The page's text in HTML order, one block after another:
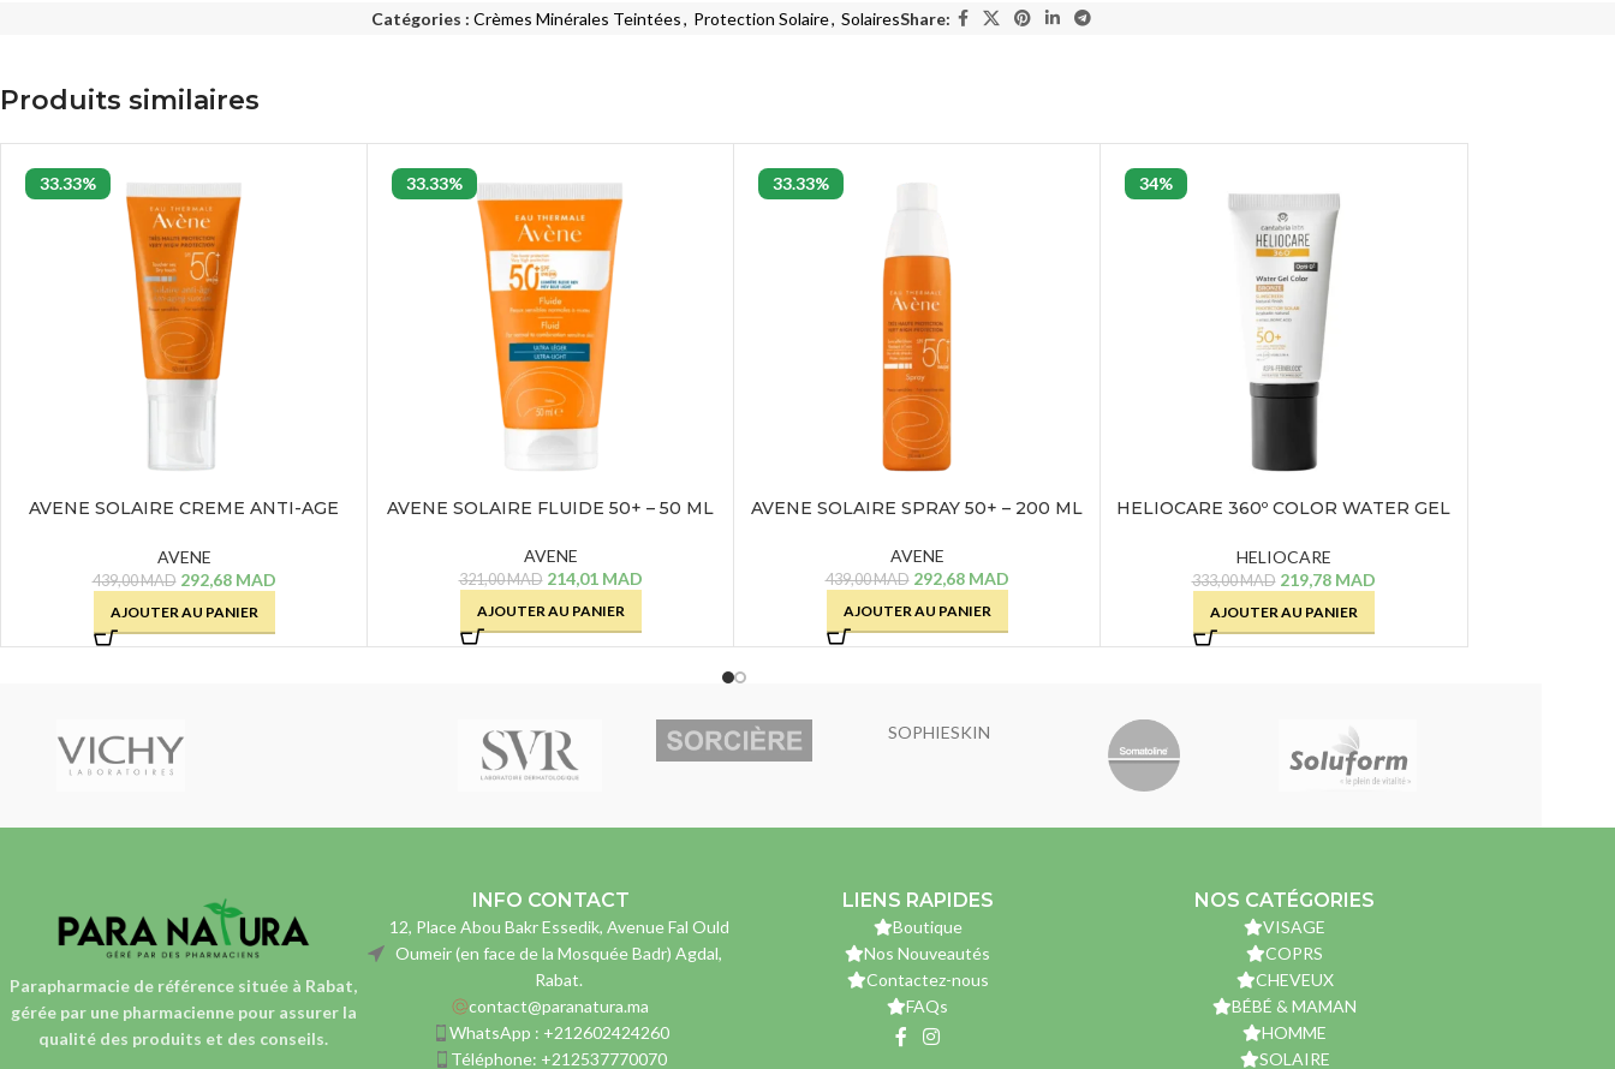
Catégories : Crèmes Minérales Teintées, Protection Solaire, SolairesShare:
Produits similaires
33.33%
AVENE SOLAIRE CREME ANTI-AGE
AVENE
439,00MAD 292,68 MAD
AJOUTER AU PANIER
33.33%
AVENE SOLAIRE FLUIDE 50+ – 50 ML
AVENE
321,00MAD 214,01 MAD
AJOUTER AU PANIER
33.33%
AVENE SOLAIRE SPRAY 50+ – 200 ML
AVENE
439,00MAD 292,68 MAD
AJOUTER AU PANIER
34%
HELIOCARE 360º COLOR WATER GEL
HELIOCARE
333,00MAD 219,78 MAD
AJOUTER AU PANIER
SOPHIESKIN
Parapharmacie de référence située à Rabat,
gérée par une pharmaciennepour assurer la
qualité des produits et des conseils.
INFO CONTACT
12, Place Abou Bakr Essedik, Avenue Fal Ould
Oumeir (en face de la Mosquée Badr) Agdal,
Rabat.
contact@paranatura.ma
WhatsApp : +212602424260
Téléphone: +212537770070
LIENS RAPIDES
Boutique
Nos Nouveautés
Contactez-nous
FAQs
NOS CATÉGORIES
VISAGE
COPRS
CHEVEUX
BÉBÉ & MAMAN
HOMME
SOLAIRE